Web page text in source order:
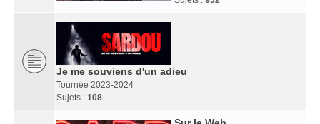
Je me souviens d'un adieu
Tournée 2023-2024
Sujets : 108